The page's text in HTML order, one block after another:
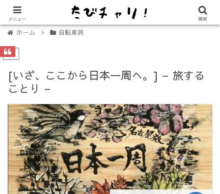
【免許不要に！】電動キックボード「LUUP（ループ）」の始め方
ホーム 自転車旅
PR
[いざ、ここから日本一周へ。] – 旅する
ことり –
メニュー 検索